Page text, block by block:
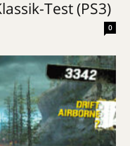
Test (PS3)
0